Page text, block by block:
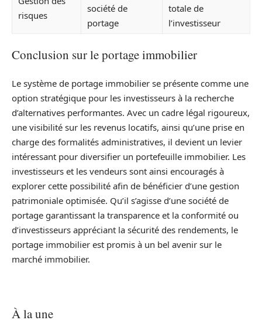
risques
société de
portage
totale de
l’investisseur
Conclusion sur le portage immobilier
Le système de portage immobilier se présente comme une
option stratégique pour les investisseurs à la recherche
d’alternatives performantes. Avec un cadre légal rigoureux,
une visibilité sur les revenus locatifs, ainsi qu’une prise en
charge des formalités administratives, il devient un levier
intéressant pour diversifier un portefeuille immobilier. Les
investisseurs et les vendeurs sont ainsi encouragés à
explorer cette possibilité afin de bénéficier d’une gestion
patrimoniale optimisée. Qu’il s’agisse d’une société de
portage garantissant la transparence et la conformité ou
d’investisseurs appréciant la sécurité des rendements, le
portage immobilier est promis à un bel avenir sur le
marché immobilier.
À la une